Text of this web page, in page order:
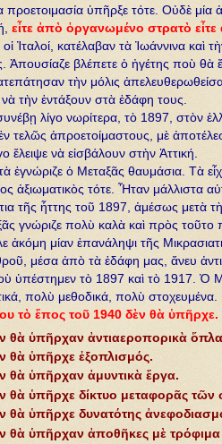
προετοιμασία ὑπῆρξε τότε. Οὐδὲ μία
εἶτε ἀπὸ ὀργανωμένο στρατὸ
Ἰταλοί, κατέλαβαν τὰ Ἰωάννινα καὶ
Ἀπουσίαζε βλέπετε ὁ ἠγέτης ποὺ θὰ
τὴν μόλις
τὴν ἐντάξουν στὰ ἐδάφη τους.
λίγο νωρίτερα, τὸ 1897, στὸν
τελῶς ἀπροετοίμαστους, μὲ
ἔλειψε νὰ εἰσβάλουν στὴν Ἀττική.
ἐγνώριζε ὁ Μεταξᾶς θαυμάσια. Τὰ
ἀξιωματικὸς τότε. Ἦταν μάλλιστα
τῆς ἧττης τοῦ 1897, ἀμέσως μετὰ
γνώριζε πολὺ καλὰ καὶ πρὸς τοῦτο
ἀκόμη μίαν ἐπανάληψι τῆς
μέσα ἀπὸ τὰ ἐδάφη μας, ἄνευ
ὑπέστημεν τὸ 1897 καὶ τὸ 1917. Ὁ
πολὺ μεθοδικά, πολὺ στοχευμένα.
τὸ ἔπος τοῦ 1940 δὲν θὰ ὑπῆρχε.
θὰ ὑπῆρχαν ἀντιαεροπορικὰ
θὰ ὑπῆρχε ἐξοπλισμός.
θὰ ὑπῆρχαν ἀμυντικὰ ἔργα.
θὰ ὑπῆρχε δίκτυο μεταφορᾶς
θὰ ὑπῆρχε δυνατότης
θὰ ὑπῆρχαν ἀποθῆκες μὲ τρόφιμα